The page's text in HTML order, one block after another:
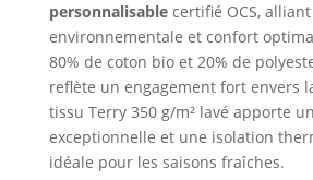
personnalisablecertifié OCS,
environnementale et confort
80% de coton bio et 20% de
reflète un engagement fort envers
tissu Terry 350 g/m² lavé apporte
exceptionnelle et une isolation
idéale pour les saisons fraîches.